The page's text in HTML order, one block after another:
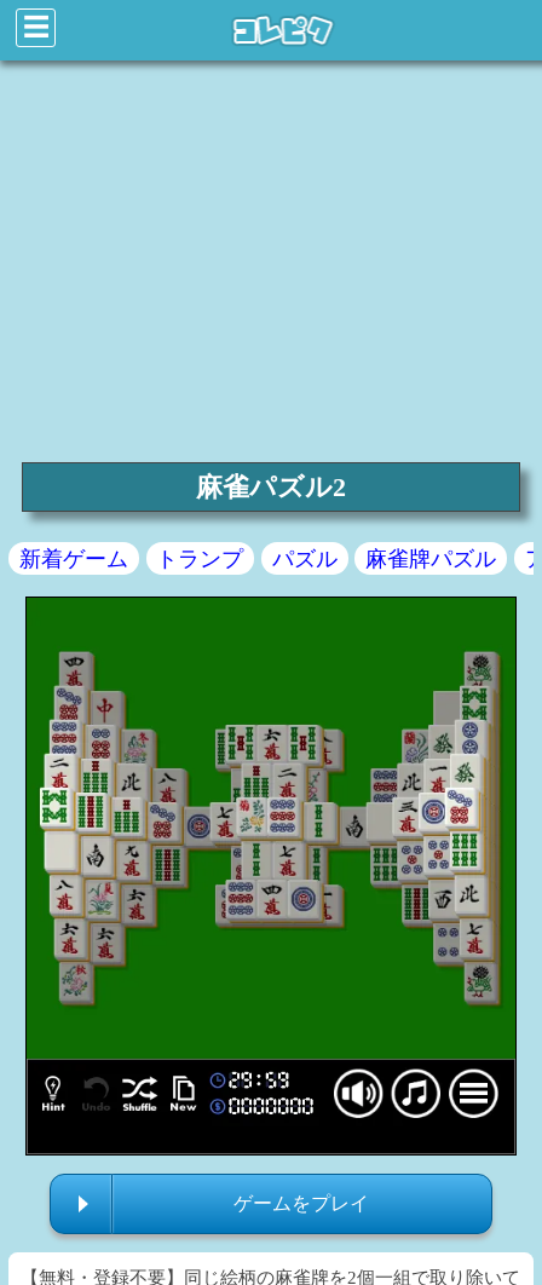
☰
麻雀パズル2
新着ゲーム トランプ パズル 麻雀牌パズル
ゲームをプレイ
【無料・登録不要】同じ絵柄の麻雀牌を2個一組で取り除いて